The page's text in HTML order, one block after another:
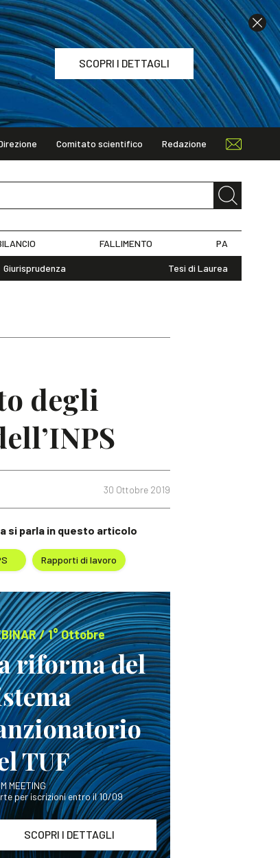
SCOPRI I DETTAGLI
Comitato scientifico Redazione
FALLIMENTO PA
Giurisprudenza Tesi di Laurea
degli
30 Ottobre 2019
si parla in questo articolo
Rapporti di lavoro
/ 1° Ottobre
riforma del
TUF
MEETING
per iscrizioni entro il 10/09
SCOPRI I DETTAGLI